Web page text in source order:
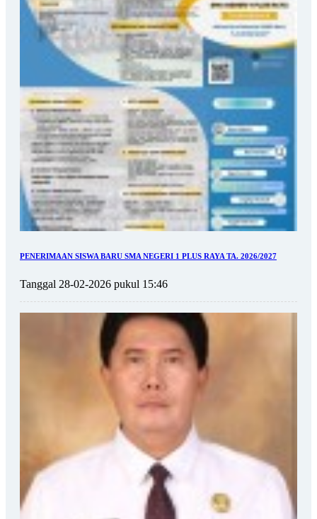
PENERIMAAN SISWA BARU SMA NEGERI 1 PLUS RAYA TA. 2026/2027
Tanggal 28-02-2026 pukul 15:46